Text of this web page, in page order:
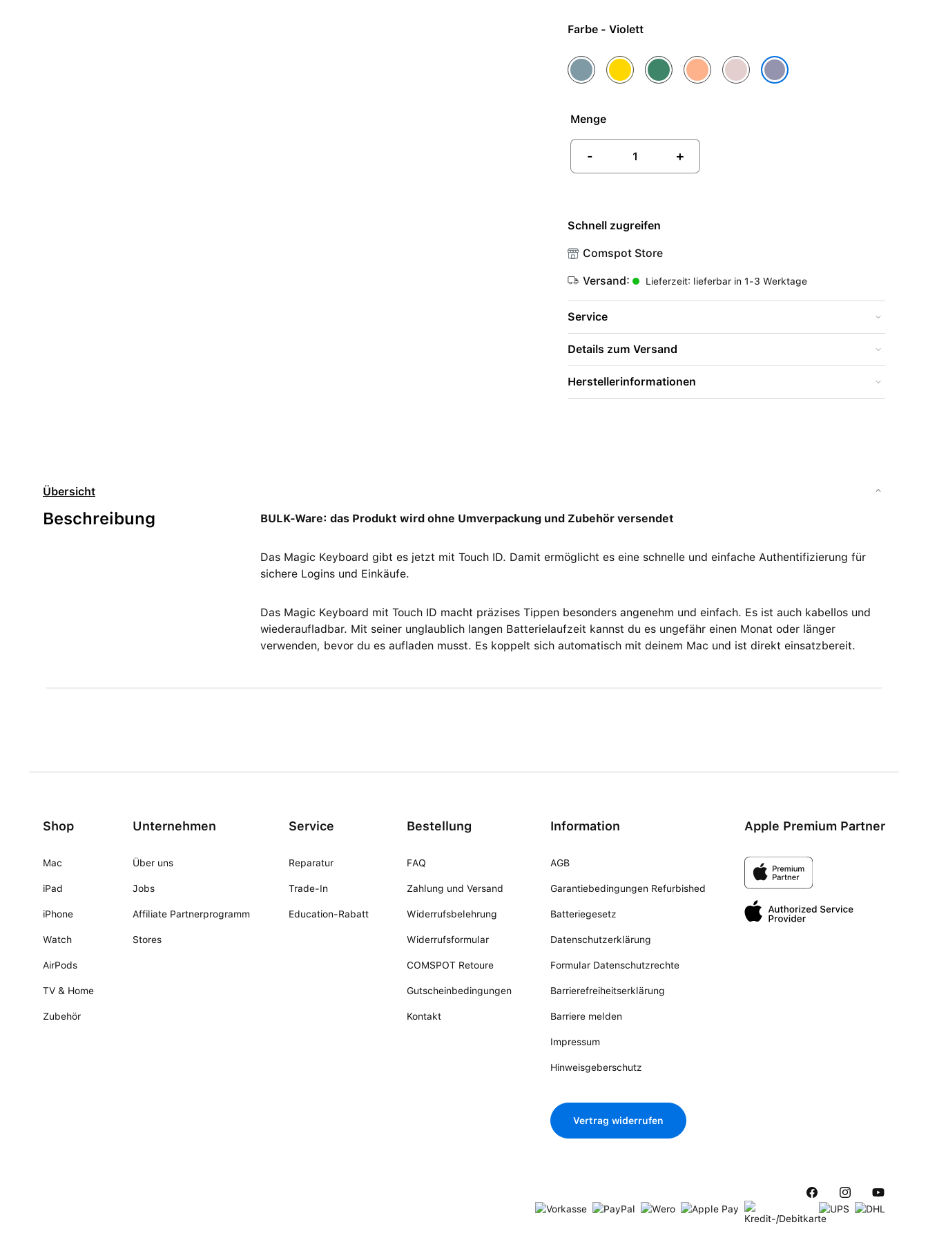
Farbe - Violett
Blau Gelb Grün Orange Rosé Violett
Menge
- +
Schnell zugreifen
Comspot Store
Versand: Lieferzeit: lieferbar in 1-3 Werktage
Service
Details zum Versand
Herstellerinformationen
Übersicht
Beschreibung BULK-Ware: das Produkt wird ohne Umverpackung und Zubehör versendet
Das Magic Keyboard gibt es jetzt mit Touch ID. Damit ermöglicht es eine schnelle und einfache Authentifizierung für
sichere Logins und Einkäufe.
Das Magic Keyboard mit Touch ID macht präzises Tippen besonders angenehm und einfach. Es ist auch kabellos und
wiederaufladbar. Mit seiner unglaublich langen Batterielaufzeit kannst du es ungefähr einen Monat oder länger
verwenden, bevor du es aufladen musst. Es koppelt sich automatisch mit deinem Mac und ist direkt einsatzbereit.
Shop
Mac
iPad
iPhone
Watch
AirPods
TV & Home
Zubehör
Unternehmen
Über uns
Jobs
Affiliate Partnerprogramm
Stores
Service
Reparatur
Trade-In
Education-Rabatt
Bestellung
FAQ
Zahlung und Versand
Widerrufsbelehrung
Widerrufsformular
COMSPOT Retoure
Gutscheinbedingungen
Kontakt
Information
AGB
Garantiebedingungen Refurbished
Batteriegesetz
Datenschutzerklärung
Formular Datenschutzrechte
Barrierefreiheitserklärung
Barriere melden
Impressum
Hinweisgeberschutz
Vertrag widerrufen
Apple Premium Partner